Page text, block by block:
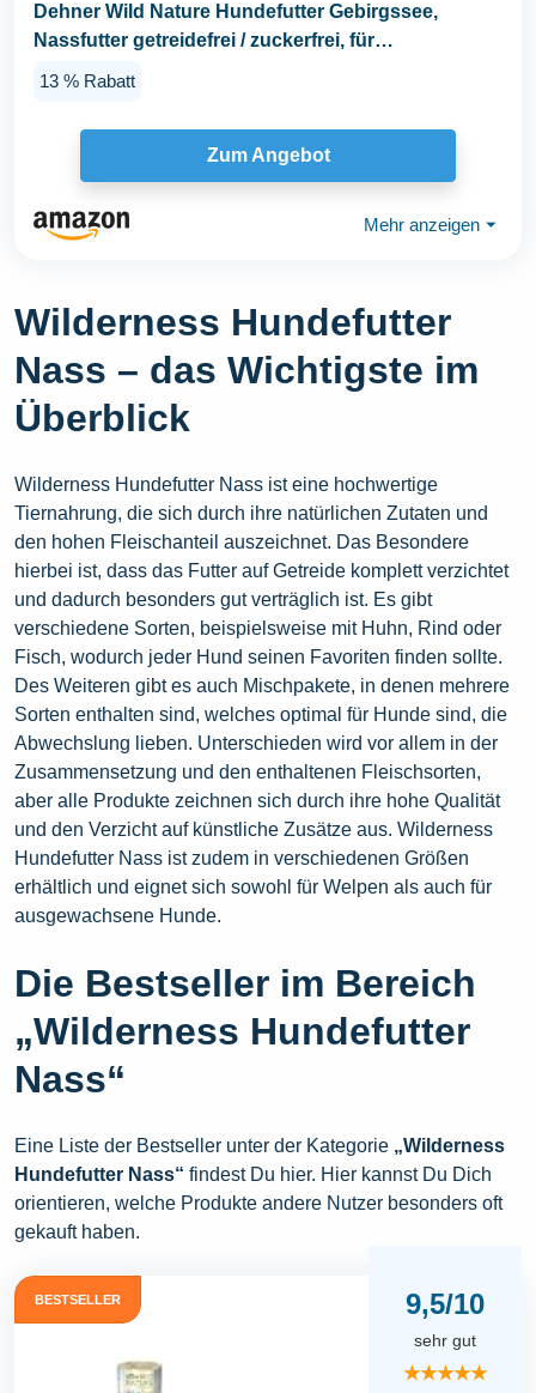
Dehner Wild Nature Hundefutter Gebirgssee,
Nassfutter getreidefrei / zuckerfrei, für
13 % Rabatt
Zum Angebot
Mehr anzeigen ⏷
Wilderness Hundefutter
Nass – das Wichtigste im
Überblick
Wilderness Hundefutter Nass ist eine hochwertige
Tiernahrung, die sich durch ihre natürlichen Zutaten und
den hohen Fleischanteil auszeichnet. Das Besondere
hierbei ist, dass das Futter auf Getreide komplett verzichtet
und dadurch besonders gut verträglich ist. Es gibt
verschiedene Sorten, beispielsweise mit Huhn, Rind oder
Fisch, wodurch jeder Hund seinen Favoriten finden sollte.
Des Weiteren gibt es auch Mischpakete, in denen mehrere
Sorten enthalten sind, welches optimal für Hunde sind, die
Abwechslung lieben. Unterschieden wird vor allem in der
Zusammensetzung und den enthaltenen Fleischsorten,
aber alle Produkte zeichnen sich durch ihre hohe Qualität
und den Verzicht auf künstliche Zusätze aus. Wilderness
Hundefutter Nass ist zudem in verschiedenen Größen
erhältlich und eignet sich sowohl für Welpen als auch für
ausgewachsene Hunde.
Die Bestseller im Bereich
„Wilderness Hundefutter
Nass“
Eine Liste der Bestseller unter der Kategorie „Wilderness
Hundefutter Nass“ findest Du hier. Hier kannst Du Dich
orientieren, welche Produkte andere Nutzer besonders oft
gekauft haben.
BESTSELLER 9,5/10
sehr gut
★★★★★